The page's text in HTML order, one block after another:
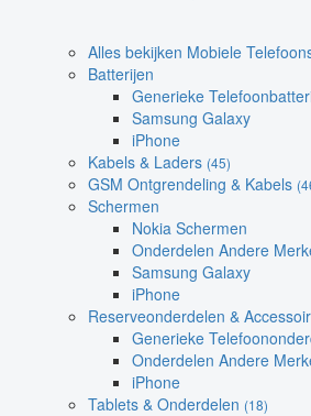
Alles bekijken Mobiele
Batterijen
Generieke
Samsung Galaxy
iPhone
Kabels & Laders (45)
GSM Ontgrendeling & Kabels
Schermen
Nokia Schermen
Onderdelen Andere
Samsung Galaxy
iPhone
Reserveonderdelen &
Generieke
Onderdelen Andere
iPhone
Tablets & Onderdelen (18)